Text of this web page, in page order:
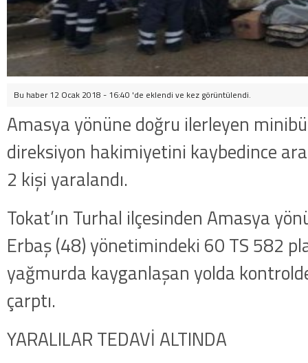
Bu haber 12 Ocak 2018 - 16:40 'de eklendi ve kez görüntülendi.
Amasya yönüne doğru ilerleyen
direksiyon hakimiyetini kaybedince
2 kişi yaralandı.
Tokat’ın Turhal ilçesinden Amasya
Erbaş (48) yönetimindeki 60 TS 582
yağmurda kayganlaşan yolda
çarptı.
YARALILAR TEDAVİ ALTINDA